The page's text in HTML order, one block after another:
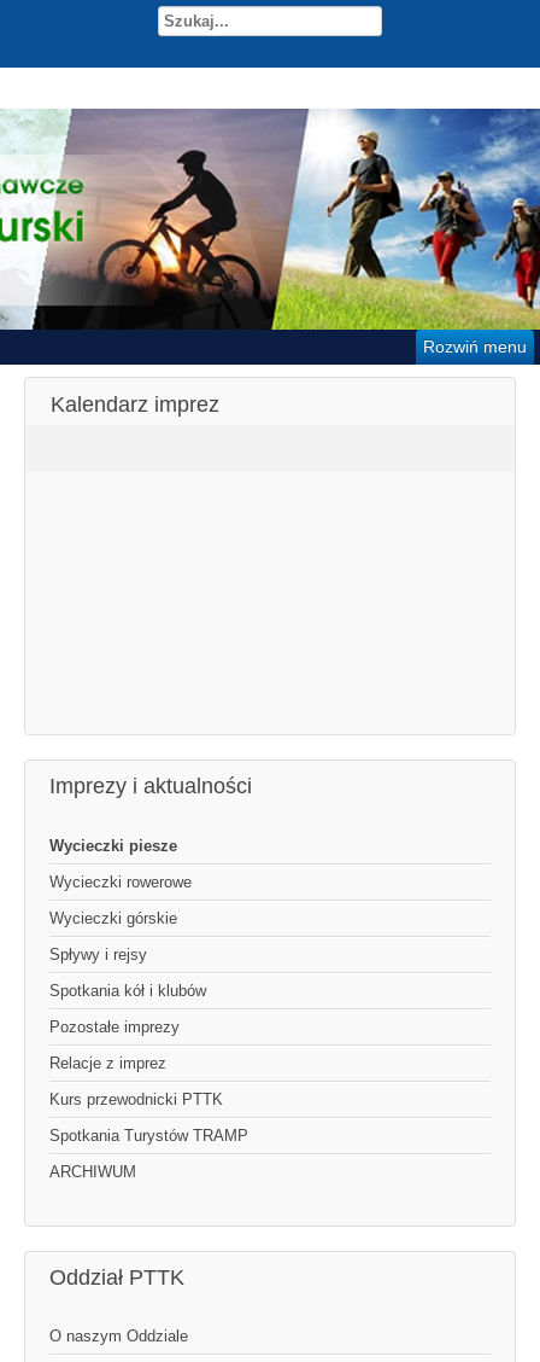
Rozwiń menu
Kalendarz imprez
Imprezy i aktualności
Wycieczki piesze
Wycieczki rowerowe
Wycieczki górskie
Spływy i rejsy
Spotkania kół i klubów
Pozostałe imprezy
Relacje z imprez
Kurs przewodnicki PTTK
Spotkania Turystów TRAMP
ARCHIWUM
Oddział PTTK
O naszym Oddziale